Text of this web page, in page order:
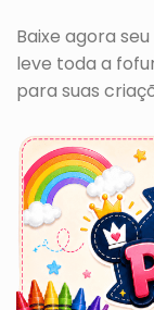
Baixe agora seu
leve toda a
para suas